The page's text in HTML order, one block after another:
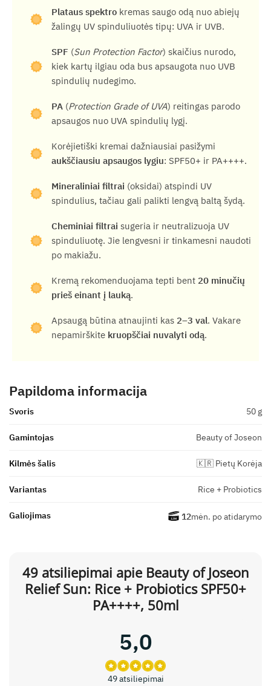
Plataus spektro kremas saugo odą nuo abiejų
žalingų UV spinduliuotės tipų: UVA ir UVB.
SPF (Sun Protection Factor) skaičius nurodo,
kiek kartų ilgiau oda bus apsaugota nuo UVB
spindulių nudegimo.
PA (Protection Grade of UVA) reitingas parodo
apsaugos nuo UVA spindulių lygį.
Korėjietiški kremai dažniausiai pasižymi
aukščiausiu apsaugos lygiu: SPF50+ ir PA++++.
Mineraliniai filtrai (oksidai) atspindi UV
spindulius, tačiau gali palikti lengvą baltą šydą.
Cheminiai filtrai sugeria ir neutralizuoja UV
spinduliuotę. Jie lengvesni ir tinkamesni naudoti
po makiažu.
Kremą rekomenduojama tepti bent 20 minučių
prieš einant į lauką.
Apsaugą būtina atnaujinti kas 2–3 val. Vakare
nepamirškite kruopščiai nuvalyti odą.
Papildoma informacija
Svoris 50 g
Gamintojas Beauty of Joseon
Kilmės šalis 🇰🇷 Pietų Korėja
Variantas Rice + Probiotics
Galiojimas 12mėn. po atidarymo
49 atsiliepimai apie Beauty of Joseon
Relief Sun: Rice + Probiotics SPF50+
PA++++, 50ml
5,0
49 atsiliepimai